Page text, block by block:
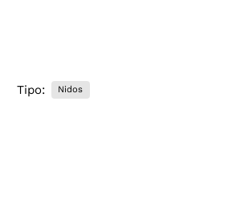
Tipo: Nidos